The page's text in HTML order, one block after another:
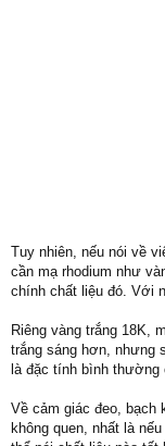
Tuy nhiên, nếu nói về
cần mạ rhodium như
chính chất liệu đó. Với
Riêng vàng trắng 18K,
trắng sáng hơn, nhưng
là đặc tính bình
Về cảm giác đeo, bạch
không quen, nhất là